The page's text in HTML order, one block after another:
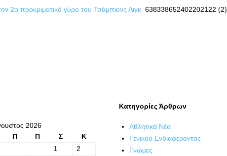
2ο προκριματικό γύρο του Τσάμπιονς Λιγκ 638338652402202122 (2)
2026
Π Π Σ
Κ
1
2
Κατηγορίες Άρθρων
Αθλητικά Νέα
Γενικού Ενδιαφέροντος
Γνώμες